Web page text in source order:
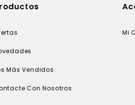
Más Vendidos
Con Nosotros
Mi